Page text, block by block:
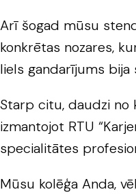
Arī šogad mūsu
konkrētas nozares,
liels gandarījums
Starp citu, daudzi no
izmantojot RTU
specialitātes
Mūsu kolēģa Anda,